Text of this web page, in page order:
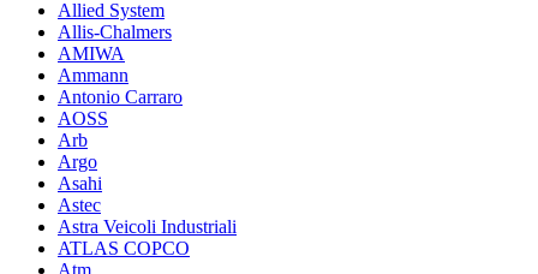
Allied System
Allis-Chalmers
AMIWA
Ammann
Antonio Carraro
AOSS
Arb
Argo
Asahi
Astec
Astra Veicoli Industriali
ATLAS COPCO
Atm